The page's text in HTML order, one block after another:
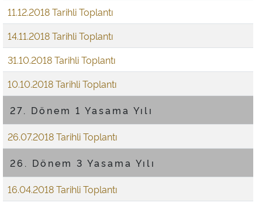
11.12.2018 Tarihli Toplantı
14.11.2018 Tarihli Toplantı
31.10.2018 Tarihli Toplantı
10.10.2018 Tarihli Toplantı
27. Dönem 1 Yasama Yılı
26.07.2018 Tarihli Toplantı
26. Dönem 3 Yasama Yılı
16.04.2018 Tarihli Toplantı